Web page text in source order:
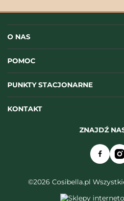
O NAS
POMOC
PUNKTY STACJONARNE
KONTAKT
ZNAJDŹ
©2026 Cosibella.pl